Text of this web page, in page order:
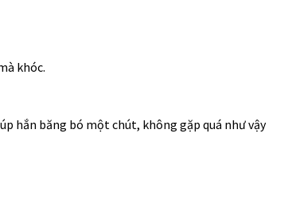
khóc.
hắn băng bó một chút, không gặp quá như vậy